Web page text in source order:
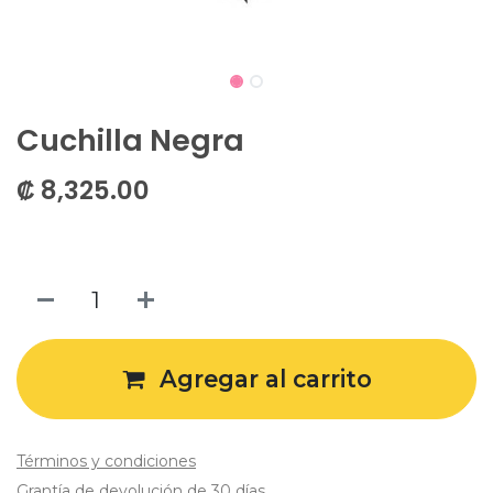
Cuchilla Negra
₡ 8,325.00
Agregar al carrito
Términos y condiciones